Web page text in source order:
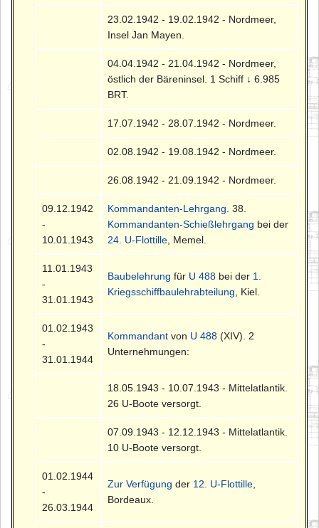
23.02.1942 - 19.02.1942 - Nordmeer,
Insel Jan Mayen.
04.04.1942 - 21.04.1942 - Nordmeer,
östlich der Bäreninsel. 1 Schiff ↓ 6.985
BRT.
17.07.1942 - 28.07.1942 - Nordmeer.
02.08.1942 - 19.08.1942 - Nordmeer.
26.08.1942 - 21.09.1942 - Nordmeer.
09.12.1942
-
10.01.1943
Kommandanten-Lehrgang . 38.
Kommandanten-Schießlehrgang bei der
24. U-Flottille , Memel.
11.01.1943
-
31.01.1943
Baubelehrung für U 488 bei der 1.
Kriegsschiffbaulehrabteilung , Kiel.
01.02.1943
-
31.01.1944
Kommandant von U 488 (XIV). 2
Unternehmungen:
18.05.1943 - 10.07.1943 - Mittelatlantik.
26 U-Boote versorgt.
07.09.1943 - 12.12.1943 - Mittelatlantik.
10 U-Boote versorgt.
01.02.1944
-
26.03.1944
Zur Verfügung der 12. U-Flottille
Bordeaux.